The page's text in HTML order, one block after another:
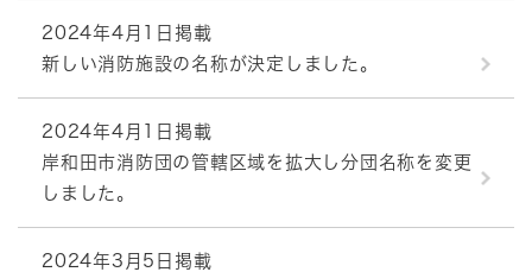
2024年4月1日掲載
新しい消防施設の名称が決定しました。
2024年4月1日掲載
岸和田市消防団の管轄区域を拡大し分団名称を変更
しました。
2024年3月5日掲載